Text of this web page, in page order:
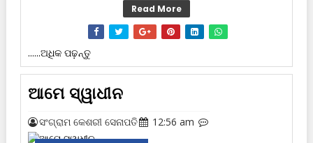
Read More
......ଅଧିକ ପଢ଼ନ୍ତୁ
ଆମେ ସ୍ୱାଧୀନ
ସଂଗ୍ରାମ କେଶରୀ ସେନାପତି 12:56 am